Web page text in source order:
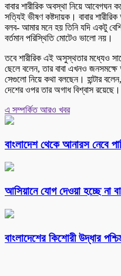
বাবার শারীরিক অবস্থা নিয়ে আবেগঘন
সত্যিই ভীষণ কষ্টদায়ক। বাবার
বলব- আমার মনে হয় তিনি যদি একটু
বর্তমান পরিস্থিতি মোটেও ভালো নয়।
তবে শারীরিক এই অসুস্থতার মধ্যেও
ছেলে বলেন, তার বাবা এখনও
সেগুলো নিয়ে কথা বলছেন। হান্টার
দেশের ওপর তার অগাধ বিশ্বাস রয়েছে।
এ সম্পর্কিত আরও খবর
বাংলাদেশ থেকে আনারস নেবে
আসিয়ানে যোগ দেওয়া হচ্ছে না
বাংলাদেশের কিশোরী উদ্ধার